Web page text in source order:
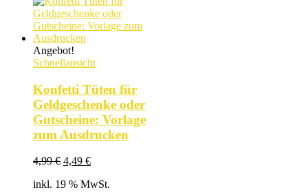
Angebot!
Schnellansicht
Konfetti Tüten für
Geldgeschenke oder
Gutscheine: Vorlage
zum Ausdrucken
4,99€ Ursprünglicher
war:
4,49 €Aktueller
ist:
inkl. 19 % MwSt.